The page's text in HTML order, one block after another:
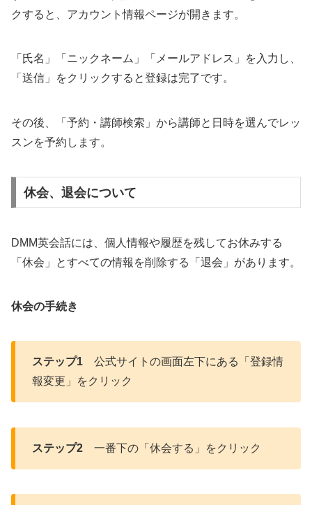
クすると、アカウント情報ページが開きます。
「氏名」「ニックネーム」「メールアドレス」を入力し、
「送信」をクリックすると登録は完了です。
その後、「予約・講師検索」から講師と日時を選んでレッ
スンを予約します。
休会、退会について
DMM英会話には、個人情報や履歴を残してお休みする
「休会」とすべての情報を削除する「退会」があります。
休会の手続き
ステップ1 公式サイトの画面左下にある「登録情
報変更」をクリック
ステップ2 一番下の「休会する」をクリック